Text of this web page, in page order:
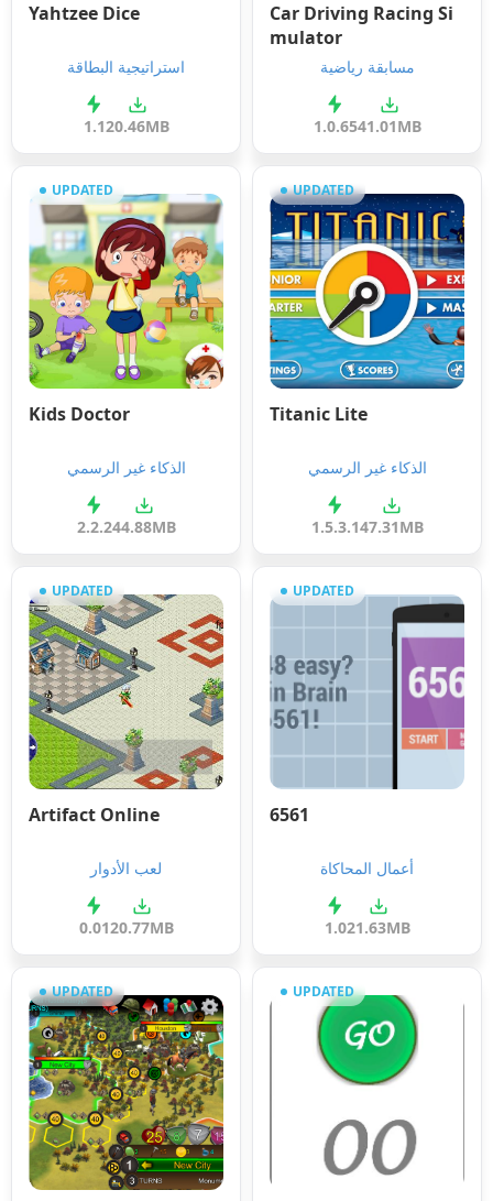
Yahtzee Dice
استراتيجية البطاقة
1.120.46MB
Car Driving Racing Si
mulator
مسابقة رياضية
1.0.6541.01MB
UPDATED
Kids Doctor
الذكاء غير الرسمي
2.2.244.88MB
UPDATED
Titanic Lite
الذكاء غير الرسمي
1.5.3.147.31MB
UPDATED
Artifact Online
لعب الأدوار
0.0120.77MB
UPDATED
6561
أعمال المحاكاة
1.021.63MB
UPDATED UPDATED